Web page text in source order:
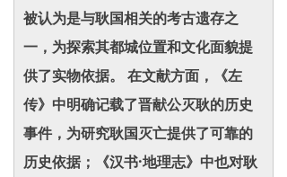
被认为是与耿国相关的考古遗存之
一，为探索其都城位置和文化面貌提
供了实物依据。 在文献方面，《左
传》中明确记载了晋献公灭耿的历史
事件，为研究耿国灭亡提供了可靠的
历史依据；《汉书·地理志》中也对耿